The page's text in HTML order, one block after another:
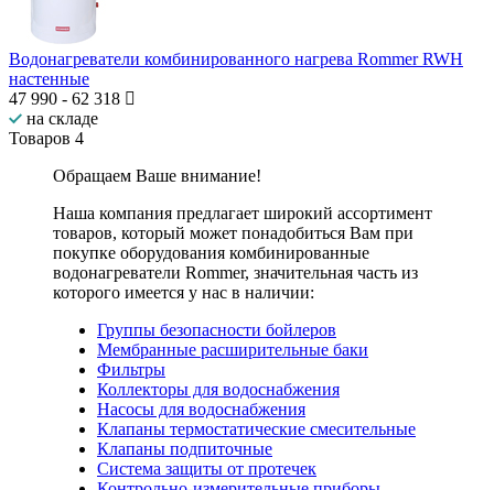
Водонагреватели комбинированного нагрева Rommer RWH
настенные
47 990 - 62 318
на складе
Товаров 4
Обращаем Ваше внимание!
Наша компания предлагает широкий ассортимент
товаров, который может понадобиться Вам при
покупке оборудования комбинированные
водонагреватели Rommer, значительная часть из
которого имеется у нас в наличии:
Группы безопасности бойлеров
Мембранные расширительные баки
Фильтры
Коллекторы для водоснабжения
Насосы для водоснабжения
Клапаны термостатические смесительные
Клапаны подпиточные
Система защиты от протечек